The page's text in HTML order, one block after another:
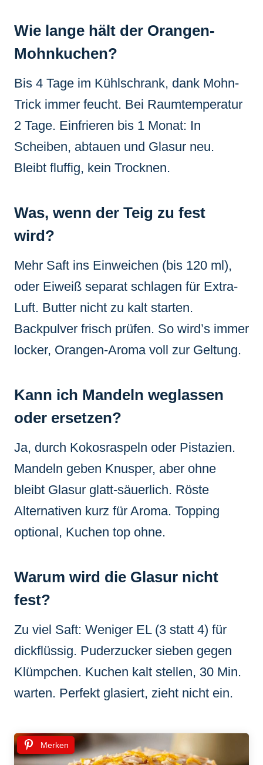
Wie lange hält der Orangen-
Mohnkuchen?
Bis 4 Tage im Kühlschrank, dank Mohn-
Trick immer feucht. Bei Raumtemperatur
2 Tage. Einfrieren bis 1 Monat: In
Scheiben, abtauen und Glasur neu.
Bleibt fluffig, kein Trocknen.
Was, wenn der Teig zu fest
wird?
Mehr Saft ins Einweichen (bis 120 ml),
oder Eiweiß separat schlagen für Extra-
Luft. Butter nicht zu kalt starten.
Backpulver frisch prüfen. So wird’s immer
locker, Orangen-Aroma voll zur Geltung.
Kann ich Mandeln weglassen
oder ersetzen?
Ja, durch Kokosraspeln oder Pistazien.
Mandeln geben Knusper, aber ohne
bleibt Glasur glatt-säuerlich. Röste
Alternativen kurz für Aroma. Topping
optional, Kuchen top ohne.
Warum wird die Glasur nicht
fest?
Zu viel Saft: Weniger EL (3 statt 4) für
dickflüssig. Puderzucker sieben gegen
Klümpchen. Kuchen kalt stellen, 30 Min.
warten. Perfekt glasiert, zieht nicht ein.
Merken